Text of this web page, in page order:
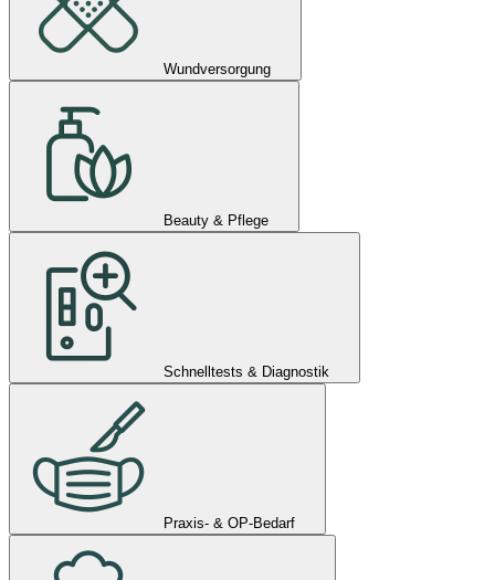
Wundversorgung
Beauty & Pflege
Schnelltests & Diagnostik
Praxis- & OP-Bedarf